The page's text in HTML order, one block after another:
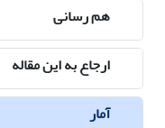
هم رسانی
ارجاع به این مقاله
آمار